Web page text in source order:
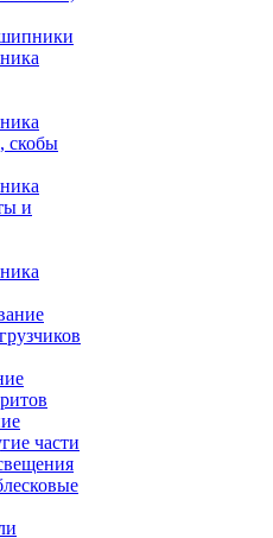
скобы
и
части